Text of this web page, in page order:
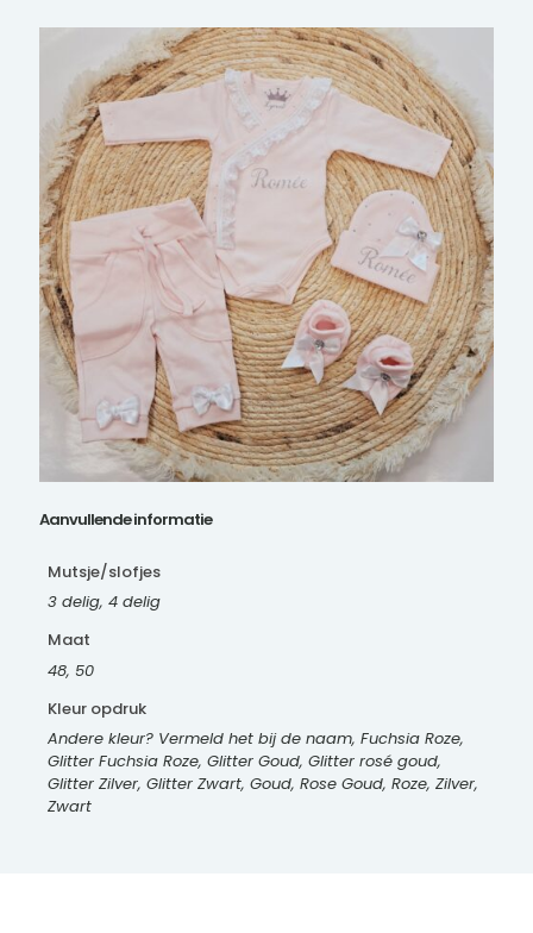
Aanvullende informatie
Mutsje/slofjes
3 delig, 4 delig
Maat
48, 50
Kleur opdruk
Andere kleur? Vermeld het bij de naam, Fuchsia Roze,
Glitter Fuchsia Roze, Glitter Goud, Glitter rosé goud,
Glitter Zilver, Glitter Zwart, Goud, Rose Goud, Roze, Zilver,
Zwart